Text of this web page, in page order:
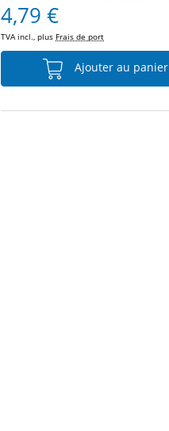
4,79 €
TVA incl., plus Frais de port
Ajouter au panier